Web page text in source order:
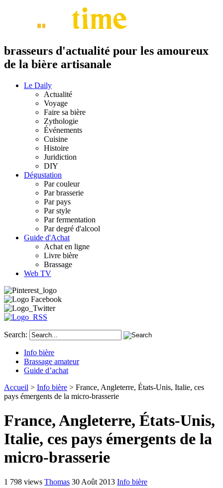
brasseurs d'actualité pour les amoureux
de la bière artisanale
Le Daily
Actualité
Voyage
Faire sa bière
Zythologie
Événements
Cuisine
Histoire
Juridiction
DIY
Dégustation
Par couleur
Par brasserie
Par pays
Par style
Par fermentation
Par degré d'alcool
Guide d'Achat
Achat en ligne
Livre bière
Brassage
Web TV
Search:
Info bière
Brassage amateur
Guide d’achat
Accueil > Info bière > France, Angleterre, États-Unis, Italie, ces
pays émergents de la micro-brasserie
France, Angleterre, États-Unis,
Italie, ces pays émergents de la
micro-brasserie
1 798 views Thomas 30 Août 2013 Info bière